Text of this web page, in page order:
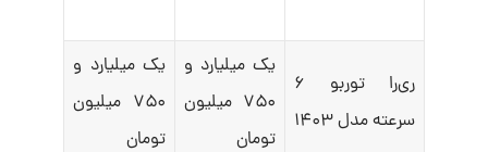
ری‌را توربو ۶
سرعته مدل ۱۴۰۳
یک میلیارد و
۷۵۰ میلیون
تومان
یک میلیارد و
۷۵۰ میلیون
تومان